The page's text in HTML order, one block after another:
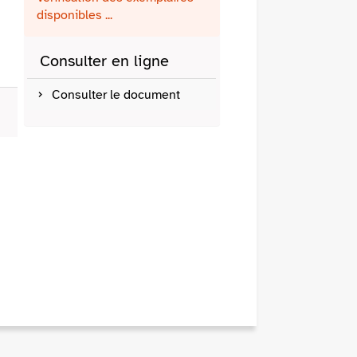
disponibles ...
Consulter en ligne
Consulter le document